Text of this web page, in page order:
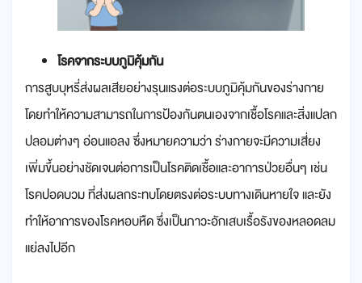
โรคจากระบบภูมิคุ้มกัน
การสูบบุหรี่ส่งผลเสียอย่างรุนแรงต่อระบบภูมิคุ้มกันของร่างกาย
โดยทำให้ความสามารถในการป้องกันตนเองจากเชื้อโรคและสิ่งแปลก
ปลอมต่างๆ อ่อนแอลง ซึ่งหมายความว่า ร่างกายจะมีความเสี่ยง
เพิ่มขึ้นอย่างชัดเจนต่อการเป็นโรคติดเชื้อและอาการป่วยอื่นๆ เช่น
โรคปอดบวม ที่ส่งผลกระทบโดยตรงต่อระบบทางเดินหายใจ และยัง
ทำให้อาการของโรคหอบหืด ซึ่งเป็นภาวะอักเสบเรื้อรังของหลอดลม
แย่ลงไปอีก